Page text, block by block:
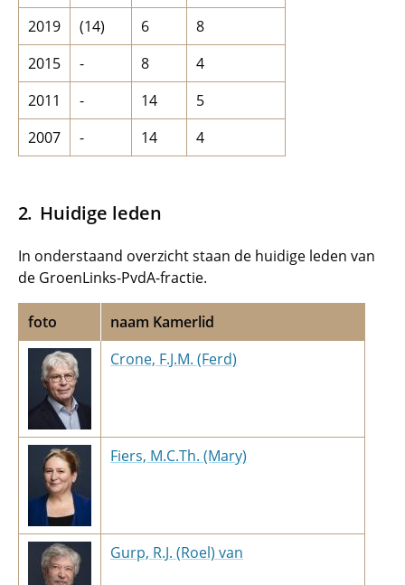
2019
(14) 6
8
2015
- 8
4
2011
- 14
5
2007
- 14 4
Huidige leden
In onderstaand overzicht staan de huidige leden van
de GroenLinks-PvdA-fractie.
foto
naam Kamerlid
Crone, F.J.M. (Ferd)
Fiers, M.C.Th. (Mary)
Gurp, R.J. (Roel) van